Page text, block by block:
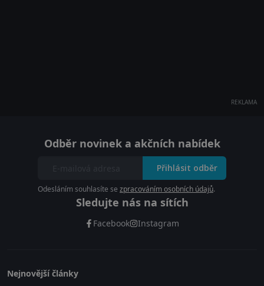
REKLAMA
Odběr novinek a akčních nabídek
Přihlásit odběr
Odesláním souhlasíte se zpracováním osobních údajů.
Sledujte nás na sítích
Facebook Instagram
Nejnovější články